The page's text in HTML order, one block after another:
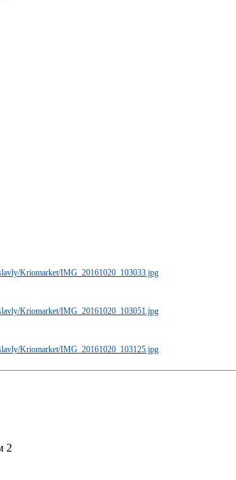
Kriomarket/IMG_20161020_103033.jpg
Kriomarket/IMG_20161020_103051.jpg
Kriomarket/IMG_20161020_103125.jpg
2